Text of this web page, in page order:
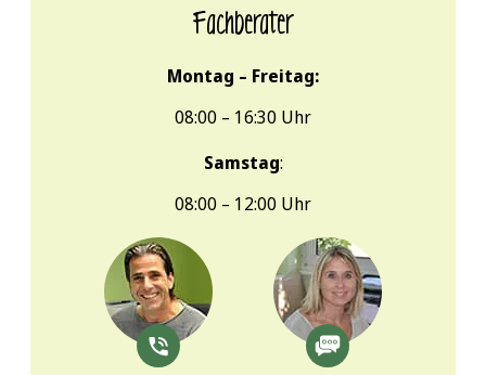
Fachberater
Montag – Freitag:
08:00 – 16:30 Uhr
Samstag:
08:00 – 12:00 Uhr